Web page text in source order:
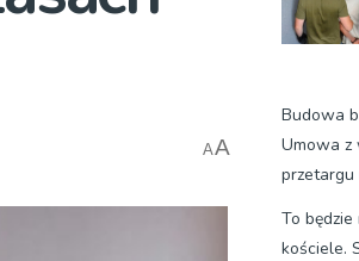
AA
Budowa
Umowa z
przetargu
To
kościele.